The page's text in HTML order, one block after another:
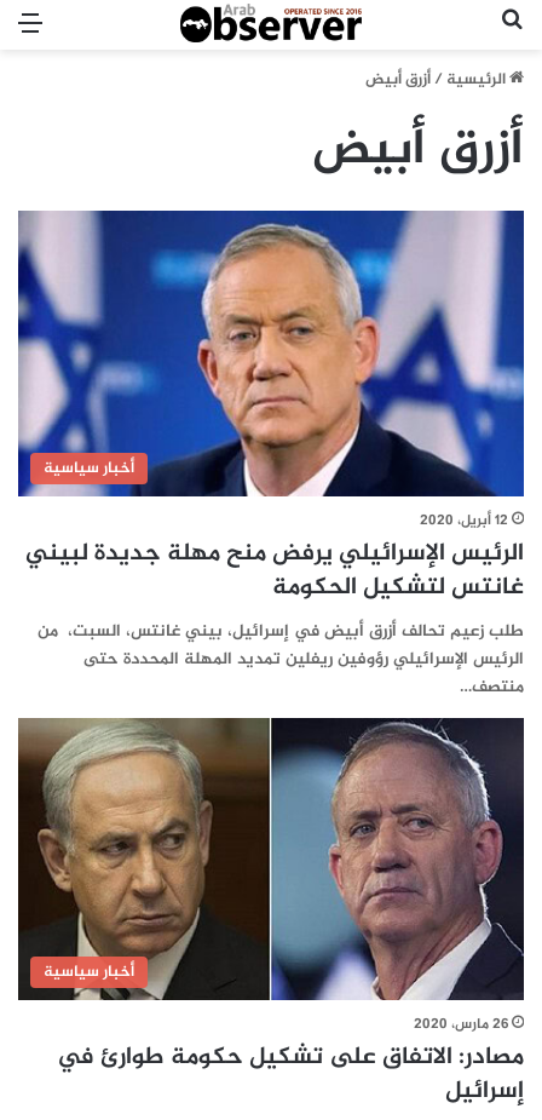
الرئيسية/أزرق أبيض
أزرق أبيض
أخبار سياسية
12 أبريل، 2020
الرئيس الإسرائيلي يرفض منح مهلة جديدة لبيني
غانتس لتشكيل الحكومة
طلب زعيم تحالف أزرق أبيض في إسرائيل، بيني غانتس، السبت، من
الرئيس الإسرائيلي رؤوفين ريفلين تمديد المهلة المحددة حتى
منتصف…
أخبار سياسية
26 مارس، 2020
مصادر: الاتفاق على تشكيل حكومة طوارئ في
إسرائيل